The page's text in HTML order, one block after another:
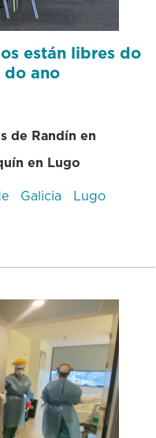
están libres do
ano
de Randín en
en Lugo
Galicia
Lugo